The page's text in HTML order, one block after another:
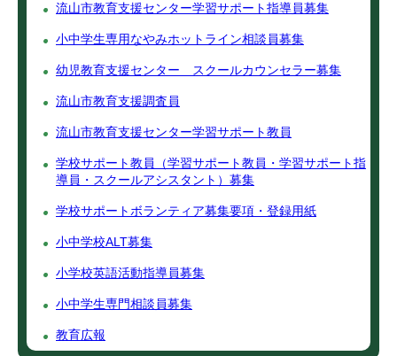
流山市教育支援センター学習サポート指導員募集
小中学生専用なやみホットライン相談員募集
幼児教育支援センター スクールカウンセラー募集
流山市教育支援調査員
流山市教育支援センター学習サポート教員
学校サポート教員（学習サポート教員・学習サポート指
導員・スクールアシスタント）募集
学校サポートボランティア募集要項・登録用紙
小中学校ALT募集
小学校英語活動指導員募集
小中学生専門相談員募集
教育広報